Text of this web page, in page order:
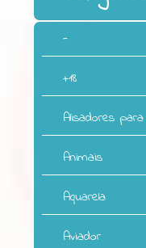
-
+18
Alisadores
Animais
Aquarela
Aviador